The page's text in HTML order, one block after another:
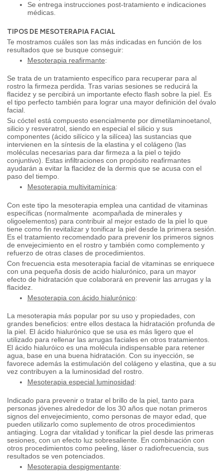
Se entrega instrucciones post-tratamiento e indicaciones
médicas.
TIPOS DE MESOTERAPIA FACIAL
Te mostramos cuáles son las más indicadas en función de los
resultados que se busque conseguir:
Mesoterapia reafirmante:
Se trata de un tratamiento específico para recuperar para al
rostro la firmeza perdida. Tras varias sesiones se reducirá la
flacidez y se percibirá un importante efecto flash sobre la piel. Es
el tipo perfecto también para lograr una mayor definición del óvalo
facial.
Su cóctel está compuesto esencialmente por dimetilaminoetanol,
silicio y resveratrol, siendo en especial el silicio y sus
componentes (ácido silícico y la silícea) las sustancias que
intervienen en la síntesis de la elastina y el colágeno (las
moléculas necesarias para dar firmeza a la piel o tejido
conjuntivo). Estas infiltraciones con propósito reafirmantes
ayudarán a evitar la flacidez de la dermis que se acusa con el
paso del tiempo.
Mesoterapia multivitamínica:
Con este tipo la mesoterapia emplea una cantidad de vitaminas
específicas (normalmente acompañada de minerales y
oligoelementos) para contribuir al mejor estado de la piel lo que
tiene como fin revitalizar y tonificar la piel desde la primera sesión.
Es el tratamiento recomendado para prevenir los primeros signos
de envejecimiento en el rostro y también como complemento y
refuerzo de otras clases de procedimientos.
Con frecuencia esta mesoterapia facial de vitaminas se enriquece
con una pequeña dosis de acido hialurónico, para un mayor
efecto de hidratación que colaborará en prevenir las arrugas y la
flacidez.
Mesoterapia con ácido hialurónico:
La mesoterapia más popular por su uso y propiedades, con
grandes beneficios: entre ellos destaca la hidratación profunda de
la piel. El ácido hialurónico que se usa es más ligero que el
utilizado para rellenar las arrugas faciales en otros tratamientos.
El ácido hialuróico es una molécula indispensable para retener
agua, base en una buena hidratación. Con su inyección, se
favorece además la estimulación del colágeno y elastina, que a su
vez contribuyen a la luminosidad del rostro.
Mesoterapia especial luminosidad :
Indicado para prevenir o tratar el brillo de la piel, tanto para
personas jóvenes alrededor de los 30 años que notan primeros
signos del envejecimiento, como personas de mayor edad, que
pueden utilizarlo como suplemento de otros procedimientos
antiaging. Logra dar vitalidad y tonificar la piel desde las primeras
sesiones, con un efecto luz sobresaliente. En combinación con
otros procedimientos como peeling, láser o radiofrecuencia, sus
resultados se ven potenciados.
Mesoterapia despigmentante: